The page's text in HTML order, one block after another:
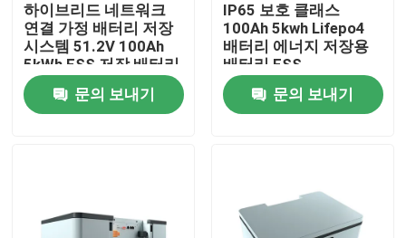
회사 소개
공장 투어
하이브리드 네트워크
연결 가정 배터리 저장
시스템 51.2V 100Ah
5kWh ESS 저장 배터리
문의 보내기
IP65 보호 클래스
100Ah 5kwh Lifepo4
배터리 에너지 저장용
배터리 ESS
문의 보내기